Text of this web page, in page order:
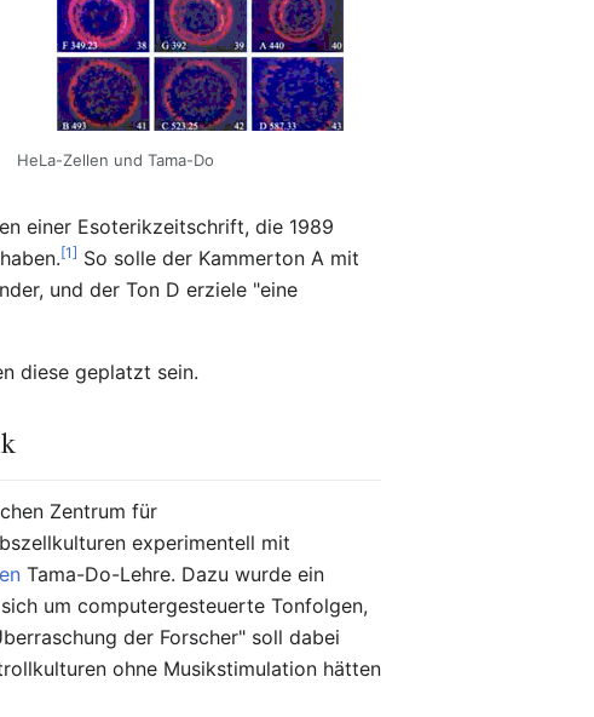
HeLa-Zellen und Tama-Do
einer Esoterikzeitschrift, die 1989
[1] So solle der Kammerton A mit
und der Ton D erziele "eine
diese geplatzt sein.
Zentrum für
experimentell mit
Tama-Do-Lehre. Dazu wurde ein
um computergesteuerte Tonfolgen,
der Forscher" soll dabei
ohne Musikstimulation hätten